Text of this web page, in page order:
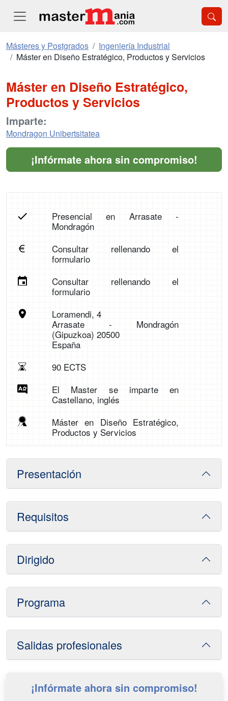
Másteres y Postgrados
Ingeniería Industrial
Máster en Diseño Estratégico, Productos y Servicios
Máster en Diseño Estratégico,
Productos y Servicios
Imparte:
Mondragon Unibertsitatea
¡Infórmate ahora sin compromiso!
Presencial en Arrasate -
Mondragón
Consultar rellenando el
formulario
Consultar rellenando el
formulario
Loramendi, 4
Arrasate - Mondragón
(Gipuzkoa) 20500
España
90 ECTS
El Master se imparte en
Castellano, inglés
Máster en Diseño Estratégico,
Productos y Servicios
Presentación
Requisitos
Dirigido
Programa
Salidas profesionales
¡Infórmate ahora sin compromiso!